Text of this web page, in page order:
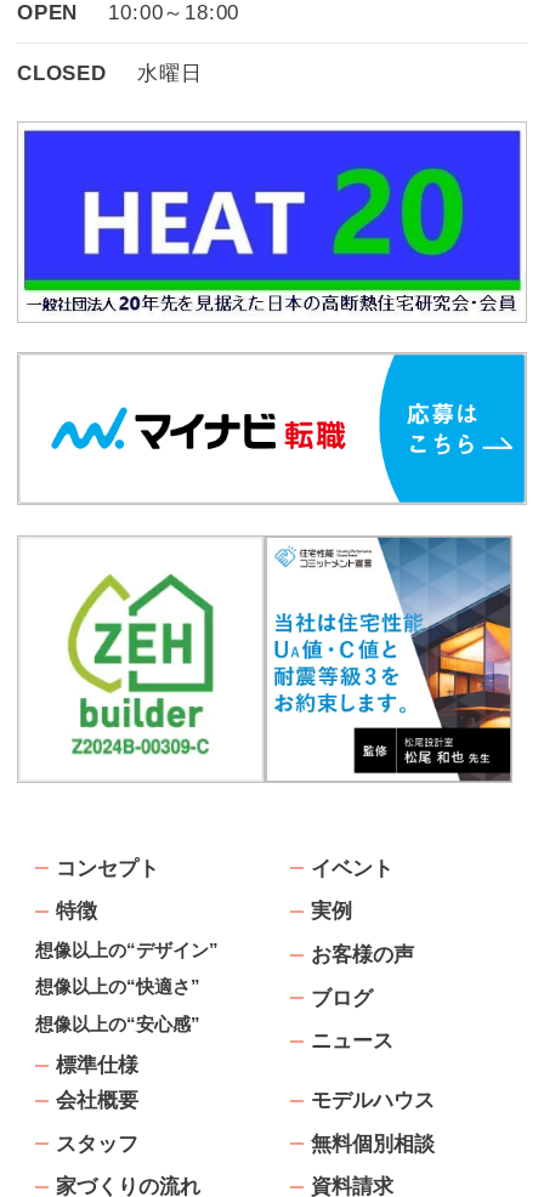
OPEN 10:00～18:00
CLOSED 水曜日
コンセプト
特徴
想像以上の“デザイン”
想像以上の“快適さ”
想像以上の“安心感”
標準仕様
会社概要
スタッフ
家づくりの流れ
イベント
実例
お客様の声
ブログ
ニュース
モデルハウス
無料個別相談
資料請求